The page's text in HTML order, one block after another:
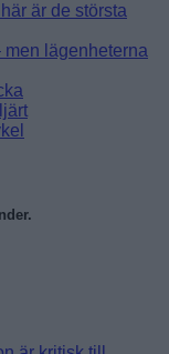
är de största
men lägenheterna